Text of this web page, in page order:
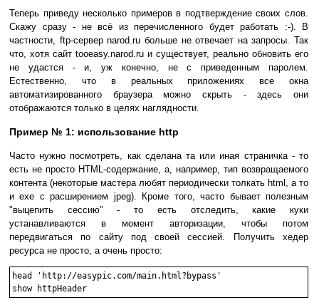
Теперь приведу несколько примеров в подтверждение своих слов.
Скажу сразу - не всё из перечисленного будет работать :-). В
частности, ftp-сервер narod.ru больше не отвечает на запросы. Так
что, хотя сайт tooeasy.narod.ru и существует, реально обновить его
не удастся - и, уж конечно, не с приведенным паролем.
Естественно, что в реальных приложениях все окна
автоматизированного браузера можно скрыть - здесь они
отображаются только в целях наглядности.
Пример № 1: использование http
Часто нужно посмотреть, как сделана та или иная страничка - то
есть не просто HTML-содержание, а, например, тип возвращаемого
контента (некоторые мастера любят периодически толкать html, а то
и exe с расширением jpeg). Кроме того, часто бывает полезным
"выцепить сессию" - то есть отследить, какие куки
устанавливаются в момент авторизации, чтобы потом
передвигаться по сайту под своей сессией. Получить хедер
ресурса не просто, а очень просто:
head 'http://easypic.com/main.html?bypass'